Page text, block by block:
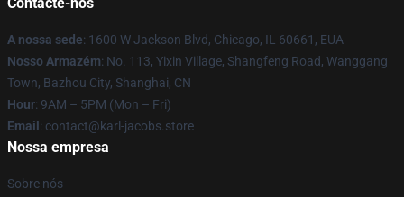
A nossa sede: 1600 W Jackson Blvd, Chicago, IL 60661, EUA
Nosso Armazém: No. 113, Yixin Village, Shangfeng Road, Wanggang
Town, Bazhou City, Shanghai, CN
Hour: 9AM – 5PM (Mon – Fri)
Email : contact@karl-jacobs.store
Nossa empresa
Sobre nós